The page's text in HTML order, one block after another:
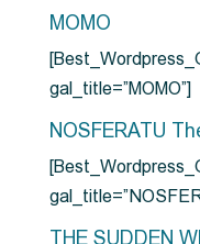
MOMO
gal_title=”MOMO”]
NOSFERATU
THE SUDDEN